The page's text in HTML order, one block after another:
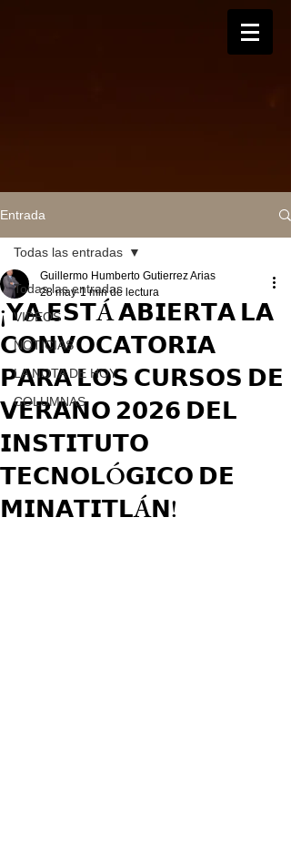
Entrada
Todas las entradas
VIDEOS
NOTICIAS
LA NOTA DE HOY
COLUMNAS
Todas las entradas
¡𝗬𝗔 𝗘𝗦𝗧Á 𝗔𝗕𝗜𝗘𝗥𝗧𝗔 𝗟𝗔
𝗖𝗢𝗡𝗩𝗢𝗖𝗔𝗧𝗢𝗥𝗜𝗔
𝗣𝗔𝗥𝗔 𝗟𝗢𝗦 𝗖𝗨𝗥𝗦𝗢𝗦 𝗗𝗘
𝗩𝗘𝗥𝗔𝗡𝗢 𝟮𝟬𝟮𝟲 𝗗𝗘𝗟
𝗜𝗡𝗦𝗧𝗜𝗧𝗨𝗧𝗢
𝗧𝗘𝗖𝗡𝗢𝗟Ó𝗚𝗜𝗖𝗢 𝗗𝗘
𝗠𝗜𝗡𝗔𝗧𝗜𝗧𝗟Á𝗡!
Guillermo Humberto Gutierrez Arias
28 may 1 min de lectura